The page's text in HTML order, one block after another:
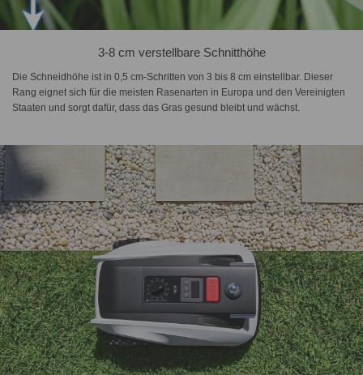
3-8 cm verstellbare Schnitthöhe
Die Schneidhöhe ist in 0,5 cm-Schritten von 3 bis 8 cm einstellbar. Dieser
Rang eignet sich für die meisten Rasenarten in Europa und den Vereinigten
Staaten und sorgt dafür, dass das Gras gesund bleibt und wächst.